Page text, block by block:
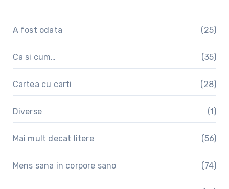
A fost odata (25)
Ca si cum… (35)
Cartea cu carti (28)
Diverse (1)
Mai mult decat litere (56)
Mens sana in corpore sano (74)